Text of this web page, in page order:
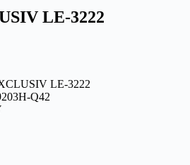
LE-3222
LE-3222
Q42